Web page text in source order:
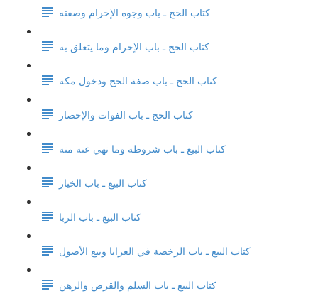
كتاب الحج ـ باب وجوه الإحرام وصفته
كتاب الحج ـ باب الإحرام وما يتعلق به
كتاب الحج ـ باب صفة الحج ودخول مكة
كتاب الحج ـ باب الفوات والإحصار
كتاب البيع ـ باب شروطه وما نهي عنه منه
كتاب البيع ـ باب الخيار
كتاب البيع ـ باب الربا
كتاب البيع ـ باب الرخصة في العرايا وبيع الأصول
كتاب البيع ـ باب السلم والقرض والرهن